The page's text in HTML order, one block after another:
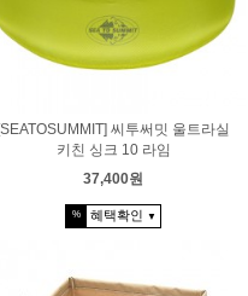
[SEATOSUMMIT] 씨투써밋 울트라실
키친 싱크 10 라임
37,400원
% 혜택확인 ▼